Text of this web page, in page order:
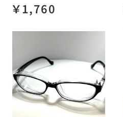
￥1,760